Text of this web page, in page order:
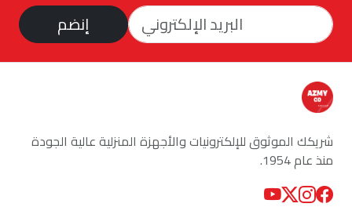
إنضم
شريكك الموثوق للإلكترونيات والأجهزة المنزلية عالية الجودة
منذ عام 1954.